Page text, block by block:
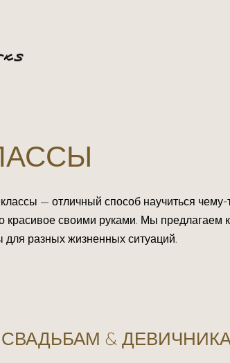
— отличный способ научиться чему-
красивое своими руками. Мы предлагаем
разных жизненных ситуаций.
СВАДЬБАМ &